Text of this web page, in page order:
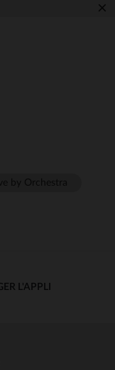
×
L'APPLI